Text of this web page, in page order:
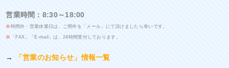
営業時間：8:30～18:00
※ 時間外・営業休業日は、ご用件を「メール」にて頂けましたら幸いです。
※ 「FAX」「E-mail」は、24時間受付しております。
→ 「営業のお知らせ」情報一覧